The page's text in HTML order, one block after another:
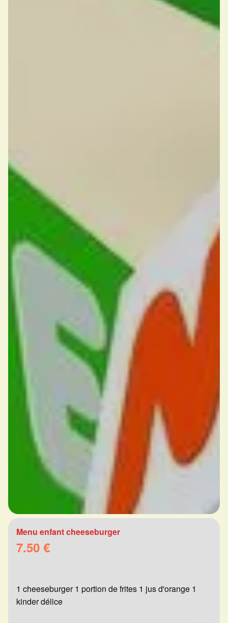
Menu enfant cheeseburger
7.50 €
1 cheeseburger 1 portion de frites 1 jus d'orange 1
kinder délice